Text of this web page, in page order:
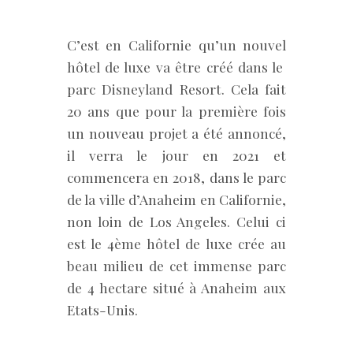
C’est en Californie qu’un nouvel
hôtel de luxe va être créé dans le
parc Disneyland Resort. Cela fait
20 ans que pour la première fois
un nouveau projet a été annoncé,
il verra le jour en 2021 et
commencera en 2018, dans le parc
de la ville d’Anaheim en Californie,
non loin de Los Angeles. Celui ci
est le 4ème hôtel de luxe crée au
beau milieu de cet immense parc
de 4 hectare situé à Anaheim aux
Etats-Unis.